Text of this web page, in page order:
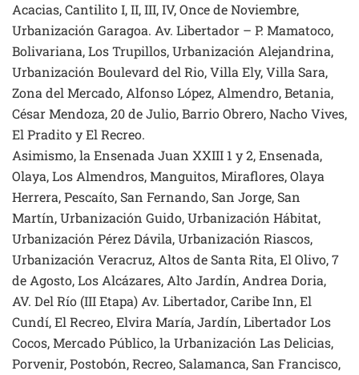
Acacias, Cantilito I, II, III, IV, Once de Noviembre,
Urbanización Garagoa. Av. Libertador – P. Mamatoco,
Bolivariana, Los Trupillos, Urbanización Alejandrina,
Urbanización Boulevard del Rio, Villa Ely, Villa Sara,
Zona del Mercado, Alfonso López, Almendro, Betania,
César Mendoza, 20 de Julio, Barrio Obrero, Nacho Vives,
El Pradito y El Recreo.
Asimismo, la Ensenada Juan XXIII 1 y 2, Ensenada,
Olaya, Los Almendros, Manguitos, Miraflores, Olaya
Herrera, Pescaíto, San Fernando, San Jorge, San
Martín, Urbanización Guido, Urbanización Hábitat,
Urbanización Pérez Dávila, Urbanización Riascos,
Urbanización Veracruz, Altos de Santa Rita, El Olivo, 7
de Agosto, Los Alcázares, Alto Jardín, Andrea Doria,
AV. Del Río (III Etapa) Av. Libertador, Caribe Inn, El
Cundí, El Recreo, Elvira María, Jardín, Libertador Los
Cocos, Mercado Público, la Urbanización Las Delicias,
Porvenir, Postobón, Recreo, Salamanca, San Francisco,